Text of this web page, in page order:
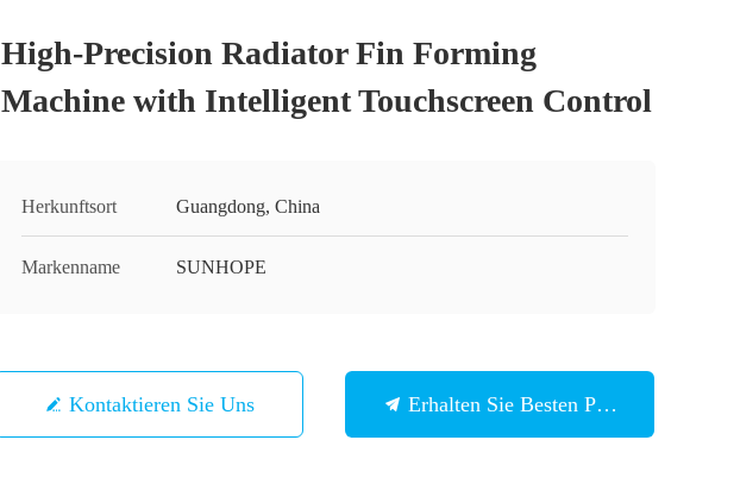
High-Precision Radiator Fin Forming
Machine with Intelligent Touchscreen Control
Herkunftsort Guangdong, China
Markenname SUNHOPE
Kontaktieren Sie Uns Erhalten Sie Besten Preis